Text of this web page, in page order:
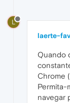
L
laerte-
Quando
Chrome
Permita-
navegar